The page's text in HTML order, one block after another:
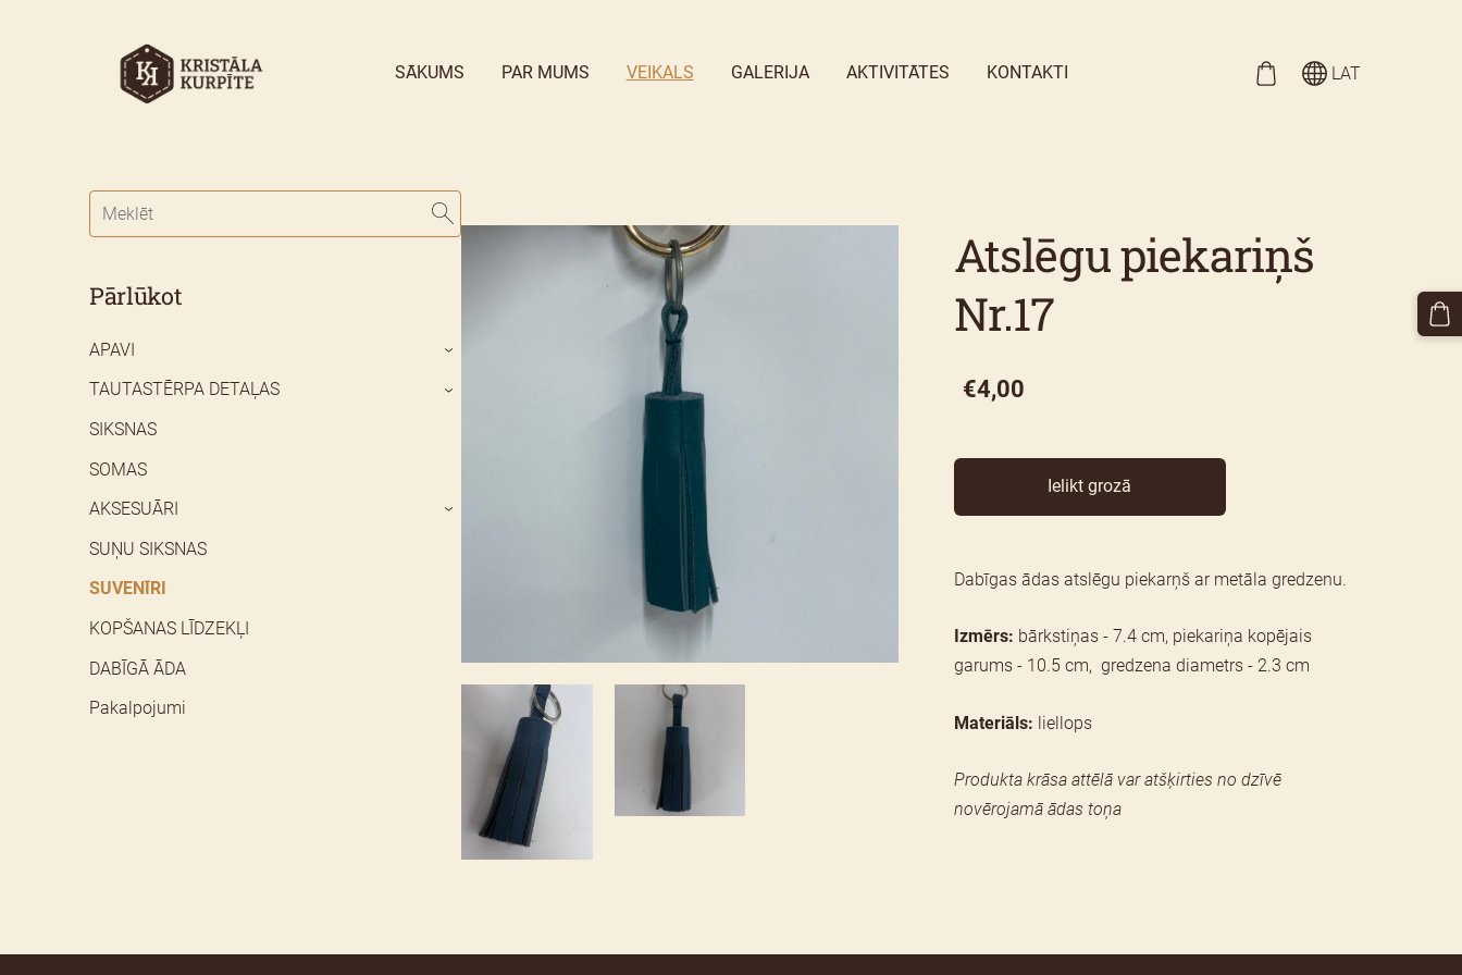
SĀKUMS PAR MUMS VEIKALS GALERIJA AKTIVITĀTES KONTAKTI LAT
Pārlūkot
APAVI ›
TAUTASTĒRPA DETAĻAS ›
SIKSNAS
SOMAS
AKSESUĀRI
›
SUŅU SIKSNAS
SUVENĪRI
KOPŠANAS LĪDZEKĻI
DABĪGĀ ĀDA
Pakalpojumi
Atslēgu piekariņš
Nr.17
€4,00
Ielikt grozā
Dabīgas ādas atslēgu piekarņš ar metāla gredzenu.
Izmērs: bārkstiņas - 7.4 cm, piekariņa kopējais
garums - 10.5 cm, gredzena diametrs - 2.3 cm
Materiāls: liellops
Produkta krāsa attēlā var atšķirties no dzīvē
novērojamā ādas toņa